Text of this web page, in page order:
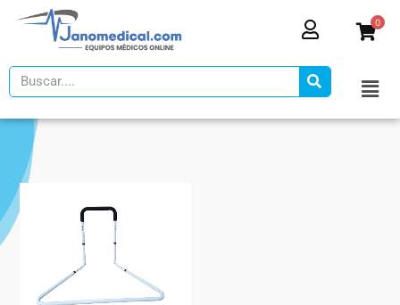
0
Search